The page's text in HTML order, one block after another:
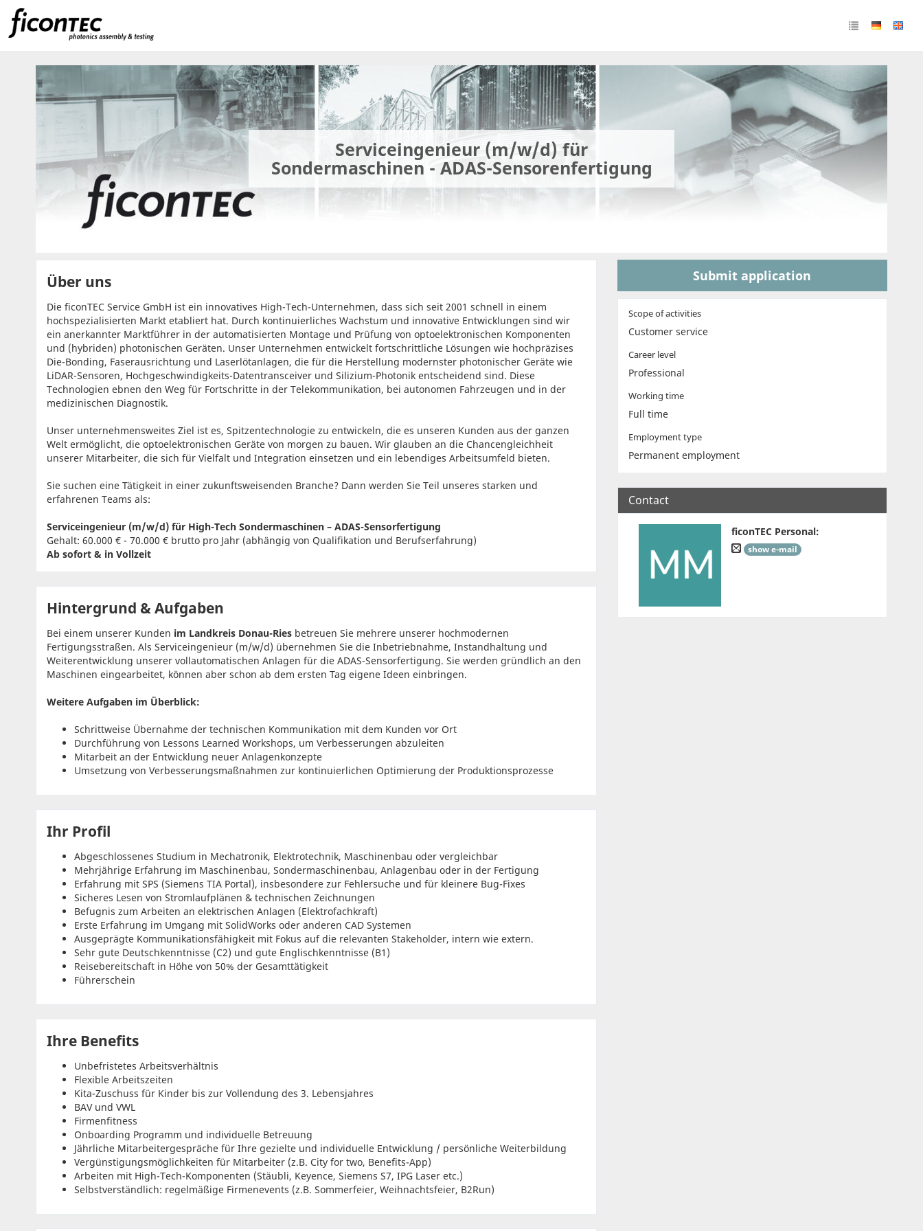
Serviceingenieur (m/w/d) für
Sondermaschinen - ADAS-Sensorenfertigung
Über uns
Die ficonTEC Service GmbH ist ein innovatives High-Tech-Unternehmen, dass sich seit 2001 schnell in einem
hochspezialisierten Markt etabliert hat. Durch kontinuierliches Wachstum und innovative Entwicklungen sind wir
ein anerkannter Marktführer in der automatisierten Montage und Prüfung von optoelektronischen Komponenten
und (hybriden) photonischen Geräten. Unser Unternehmen entwickelt fortschrittliche Lösungen wie hochpräzises
Die-Bonding, Faserausrichtung und Laserlötanlagen, die für die Herstellung modernster photonischer Geräte wie
LiDAR-Sensoren, Hochgeschwindigkeits-Datentransceiver und Silizium-Photonik entscheidend sind. Diese
Technologien ebnen den Weg für Fortschritte in der Telekommunikation, bei autonomen Fahrzeugen und in der
medizinischen Diagnostik.
Unser unternehmensweites Ziel ist es, Spitzentechnologie zu entwickeln, die es unseren Kunden aus der ganzen
Welt ermöglicht, die optoelektronischen Geräte von morgen zu bauen. Wir glauben an die Chancengleichheit
unserer Mitarbeiter, die sich für Vielfalt und Integration einsetzen und ein lebendiges Arbeitsumfeld bieten.
Sie suchen eine Tätigkeit in einer zukunftsweisenden Branche? Dann werden Sie Teil unseres starken und
erfahrenen Teams als:
Serviceingenieur (m/w/d) für High-Tech Sondermaschinen – ADAS-Sensorfertigung
Gehalt: 60.000 € - 70.000 € brutto pro Jahr (abhängig von Qualifikation und Berufserfahrung)
Ab sofort & in Vollzeit
Hintergrund & Aufgaben
Bei einem unserer Kunden im Landkreis Donau-Ries betreuen Sie mehrere unserer hochmodernen
Fertigungsstraßen. Als Serviceingenieur (m/w/d) übernehmen Sie die Inbetriebnahme, Instandhaltung und
Weiterentwicklung unserer vollautomatischen Anlagen für die ADAS-Sensorfertigung. Sie werden gründlich an den
Maschinen eingearbeitet, können aber schon ab dem ersten Tag eigene Ideen einbringen.
Weitere Aufgaben im Überblick:
Schrittweise Übernahme der technischen Kommunikation mit dem Kunden vor Ort
Durchführung von Lessons Learned Workshops, um Verbesserungen abzuleiten
Mitarbeit an der Entwicklung neuer Anlagenkonzepte
Umsetzung von Verbesserungsmaßnahmen zur kontinuierlichen Optimierung der Produktionsprozesse
Ihr Profil
Abgeschlossenes Studium in Mechatronik, Elektrotechnik, Maschinenbau oder vergleichbar
Mehrjährige Erfahrung im Maschinenbau, Sondermaschinenbau, Anlagenbau oder in der Fertigung
Erfahrung mit SPS (Siemens TIA Portal), insbesondere zur Fehlersuche und für kleinere Bug-Fixes
Sicheres Lesen von Stromlaufplänen & technischen Zeichnungen
Befugnis zum Arbeiten an elektrischen Anlagen (Elektrofachkraft)
Erste Erfahrung im Umgang mit SolidWorks oder anderen CAD Systemen
Ausgeprägte Kommunikationsfähigkeit mit Fokus auf die relevanten Stakeholder, intern wie extern.
Sehr gute Deutschkenntnisse (C2) und gute Englischkenntnisse (B1)
Reisebereitschaft in Höhe von 50% der Gesamttätigkeit
Führerschein
Ihre Benefits
Unbefristetes Arbeitsverhältnis
Flexible Arbeitszeiten
Kita-Zuschuss für Kinder bis zur Vollendung des 3. Lebensjahres
BAV und VWL
Firmenfitness
Onboarding Programm und individuelle Betreuung
Jährliche Mitarbeitergespräche für Ihre gezielte und individuelle Entwicklung / persönliche Weiterbildung
Vergünstigungsmöglichkeiten für Mitarbeiter (z.B. City for two, Benefits-App)
Arbeiten mit High-Tech-Komponenten (Stäubli, Keyence, Siemens S7, IPG Laser etc.)
Selbstverständlich: regelmäßige Firmenevents (z.B. Sommerfeier, Weihnachtsfeier, B2Run)
Submit application
Scope of activities
Customer service
Career level
Professional
Working time
Full time
Employment type
Permanent employment
Contact
ficonTEC Personal:
show e-mail